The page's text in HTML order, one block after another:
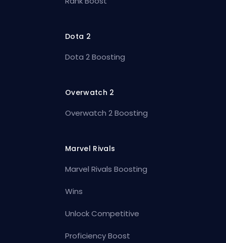
Dota 2
Dota 2 Boosting
Overwatch 2
Overwatch 2 Boosting
Marvel Rivals
Marvel Rivals Boosting
Wins
Unlock Competitive
Proficiency Boost